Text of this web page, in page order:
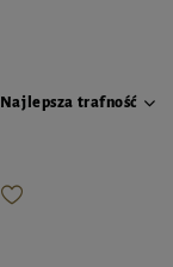
Najlepsza trafność